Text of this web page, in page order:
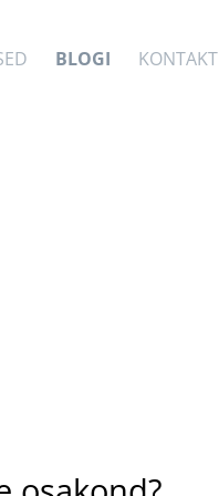
BLOGI KONTAKT